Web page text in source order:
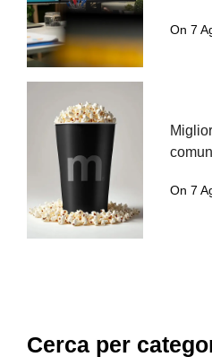
On 7
On 7
Cerca per